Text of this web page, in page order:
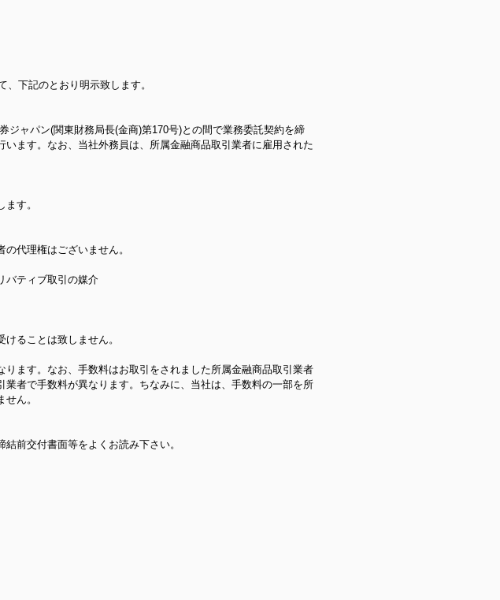
下記のとおり明示致します。
ジャパン(関東財務局長(金商)第170号)との間で業務委託契約を締
ます。なお、当社外務員は、所属金融商品取引業者に雇用された
す。
代理権はございません。
バティブ取引の媒介
ることは致しません。
ます。なお、手数料はお取引をされました所属金融商品取引業者
者で手数料が異なります。ちなみに、当社は、手数料の一部を所
ん。
前交付書面等をよくお読み下さい。